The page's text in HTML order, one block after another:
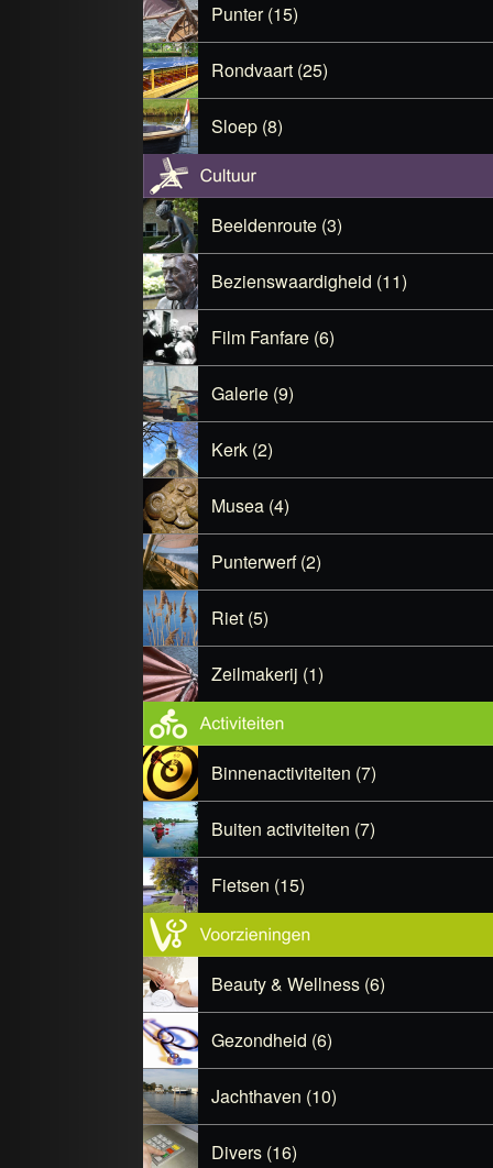
Punter (15)
Rondvaart (25)
Sloep (8)
Beeldenroute (3)
Bezienswaardigheid (11)
Film Fanfare (6)
Galerie (9)
Kerk (2)
Musea (4)
Punterwerf (2)
Riet (5)
Zeilmakerij (1)
Binnenactiviteiten (7)
Buiten activiteiten (7)
Fietsen (15)
Beauty & Wellness (6)
Gezondheid (6)
Jachthaven (10)
Divers (16)